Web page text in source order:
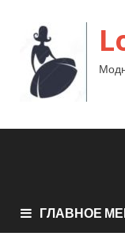
ГЛАВНОЕ